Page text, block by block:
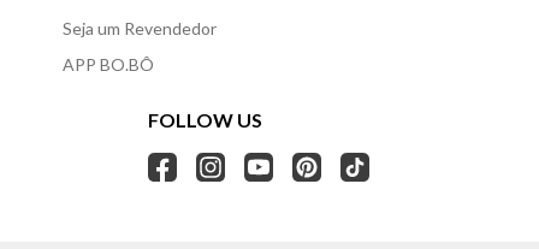
Seja um Revendedor
APP BO.BÔ
FOLLOW US